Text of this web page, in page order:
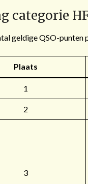
categorie
geldige QSO-punten
Plaats
1
2
3